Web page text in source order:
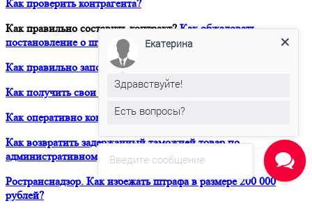
Как проверить контрагента?
Как правильно составить контракт?Как обжаловать
постановление о штрафе в Евросоюзе?
Как правильно заполнить Дозвол на перевозку?
Как получить свои деньги за неоплаченный фрахт?
Как оперативно консультироваться в ЮРВЕСТ 24/7?
Как возвратить задержанный таможней товар по
административному делу?
Ространснадзор. Как избежать штрафа в размере 200 000
рублей?
Введите сообщение
Екатерина
Здравствуйте!
Есть вопросы?